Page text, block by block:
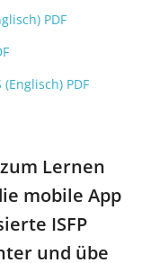
PDF
PDF
Lernen
mobile App
ISFP
und übe